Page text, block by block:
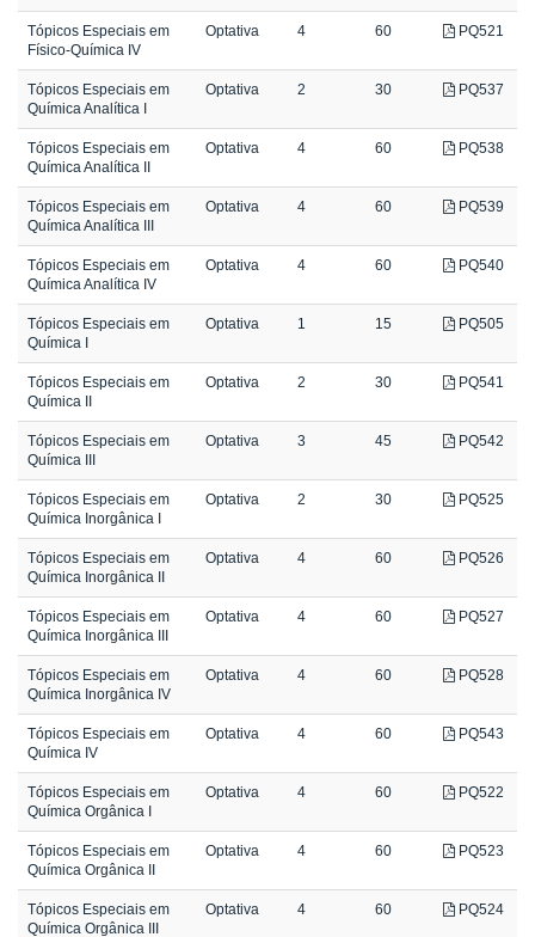
Tópicos Especiais em
Físico-Química IV
Optativa 4 60 PQ521
Tópicos Especiais em
Química Analítica I
Optativa 2 30 PQ537
Tópicos Especiais em
Química Analítica II
Optativa 4 60 PQ538
Tópicos Especiais em
Química Analítica III
Optativa 4 60 PQ539
Tópicos Especiais em
Química Analítica IV
Optativa 4 60 PQ540
Tópicos Especiais em
Química I
Optativa 1 15 PQ505
Tópicos Especiais em
Química II
Optativa 2 30 PQ541
Tópicos Especiais em
Química III
Optativa 3 45 PQ542
Tópicos Especiais em
Química Inorgânica I
Optativa 2 30 PQ525
Tópicos Especiais em
Química Inorgânica II
Optativa 4 60 PQ526
Tópicos Especiais em
Química Inorgânica III
Optativa 4 60 PQ527
Tópicos Especiais em
Química Inorgânica IV
Optativa 4 60 PQ528
Tópicos Especiais em
Química IV
Optativa 4 60 PQ543
Tópicos Especiais em
Química Orgânica I
Optativa 4 60 PQ522
Tópicos Especiais em
Química Orgânica II
Optativa 4 60 PQ523
Tópicos Especiais em
Química Orgânica III
Optativa 4 60 PQ524